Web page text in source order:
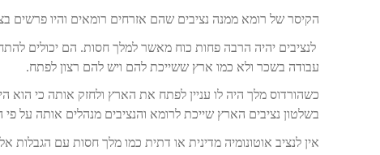
הקיסר של רומא ממנה נציבים שהם אזרחים רומאים והיו פרשים
לנציבים יהיה הרבה פחות כוח מאשר למלך חסות. הם יכולים
עבודה בשכר ולא כמו ארץ ששייכת להם ויש להם רצון לפתח.
כשהורדוס מלך היה לו עניין לפתח את הארץ ולחזק אותה כי
בשלטון נציבים הארץ שייכת לרומא והנציבים מנהלים אותה על
אין לנציב אוטונומיה מדינית או דתית כמו מלך חסות עם